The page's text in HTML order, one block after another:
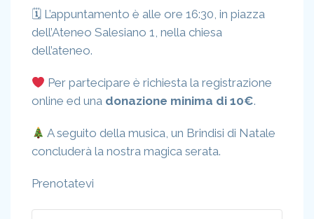
🗓 L’appuntamento è alle ore 16:30, in piazza
dell’Ateneo Salesiano 1, nella chiesa
dell’ateneo.
Per partecipare è richiesta la registrazione
online ed una donazione minima di 10€.
A seguito della musica, un Brindisi di Natale
concluderà la nostra magica serata.
Prenotatevi